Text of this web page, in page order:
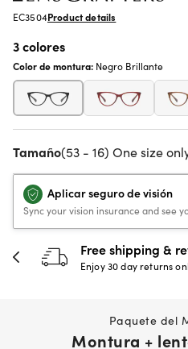
EC3504Product details
3 colores
Color de montura: Negro Brillante
Tamaño(53 - 16) One size
Aplicar seguro de visión
Sync your vision insurance and see
30-day
Full refund
Paquete del
Montura +